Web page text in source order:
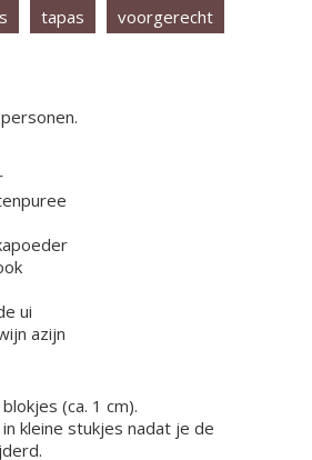
tapas voorgerecht
ui
azijn
(ca. 1 cm).
kleine stukjes nadat je de